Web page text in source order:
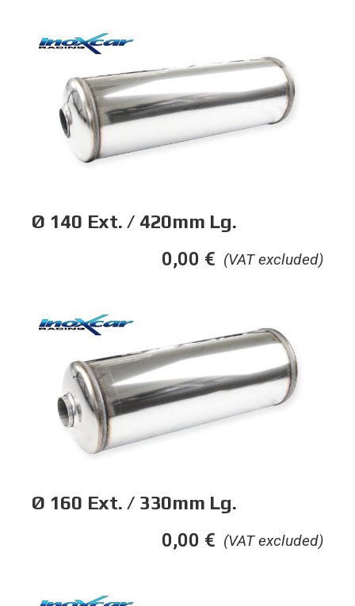
Ø 140 Ext. / 420mm Lg.
(VAT excluded)
0,00 €
Ø 160 Ext. / 330mm Lg.
(VAT excluded)
0,00 €